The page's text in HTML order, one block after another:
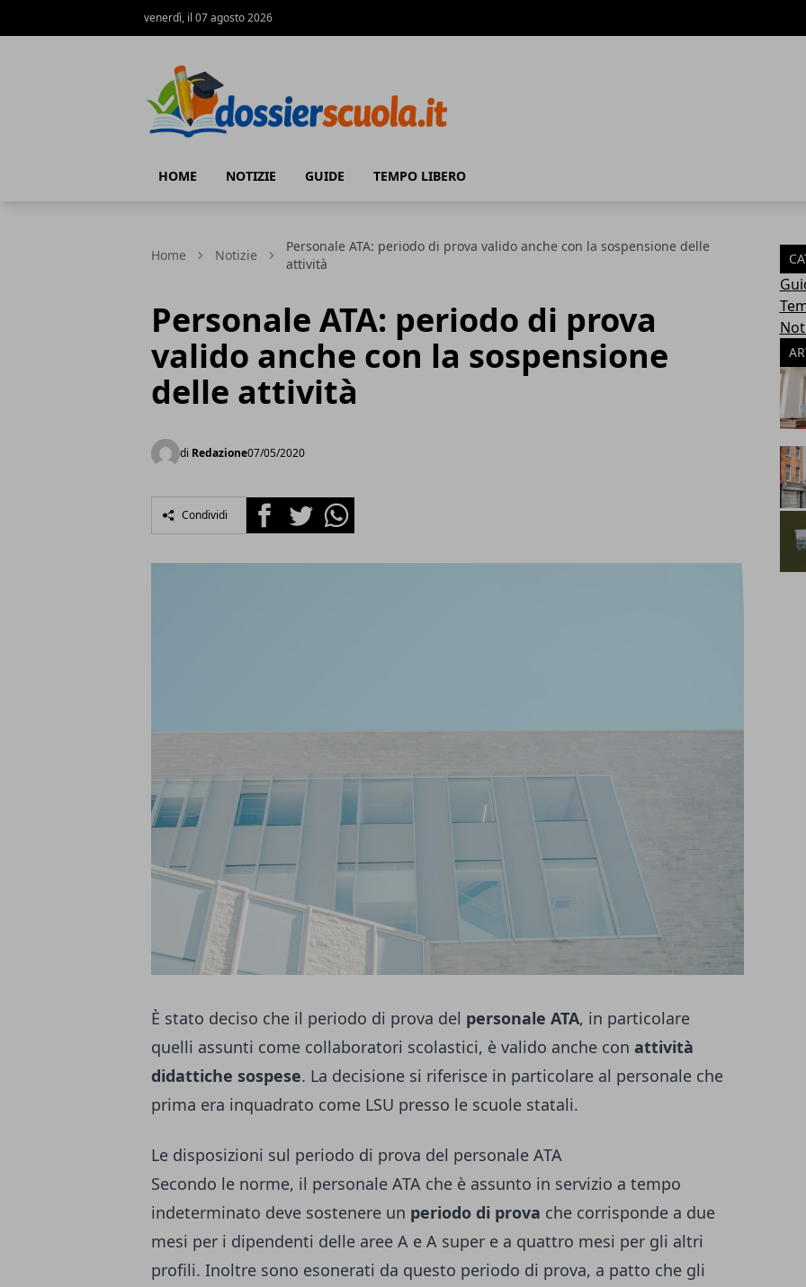
venerdì, il 07 agosto 2026
HOME NOTIZIE GUIDE TEMPO LIBERO
Home Notizie
Personale ATA: periodo di prova valido anche con la sospensione delle
attività
Personale ATA: periodo di prova
valido anche con la sospensione
delle attività
di Redazione07/05/2020
Condividi FacebookTwitterWhatsapp
È stato deciso che il periodo di prova del personale ATA, in particolare
quelli assunti come collaboratori scolastici, è valido anche con attività
didattiche sospese. La decisione si riferisce in particolare al personale che
prima era inquadrato come LSU presso le scuole statali.
Le disposizioni sul periodo di prova del personale ATA
Secondo le norme, il personale ATA che è assunto in servizio a tempo
indeterminato deve sostenere un periodo di prova che corrisponde a due
mesi per i dipendenti delle aree A e A super e a quattro mesi per gli altri
profili. Inoltre sono esonerati da questo periodo di prova, a patto che gli